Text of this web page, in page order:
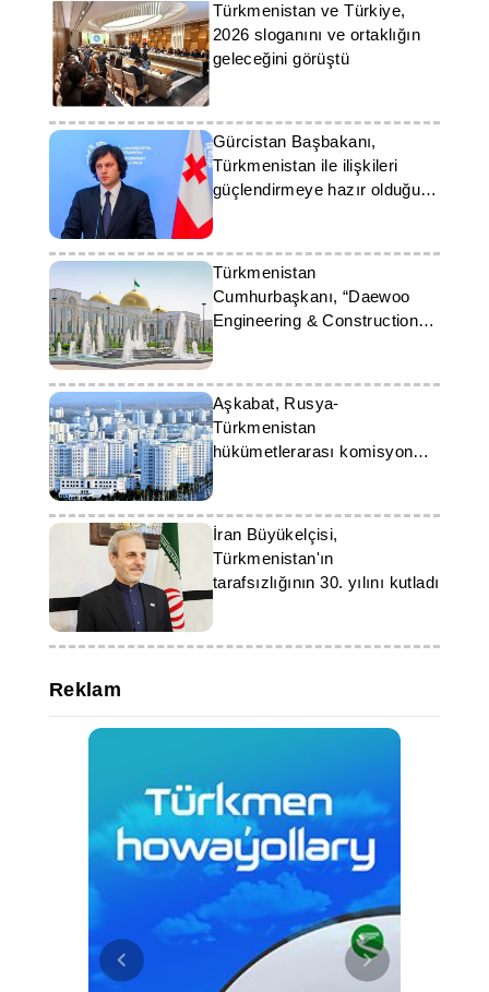
Türkmenistan ve Türkiye,
2026 sloganını ve ortaklığın
geleceğini görüştü
Gürcistan Başbakanı,
Türkmenistan ile ilişkileri
güçlendirmeye hazır olduğunu
belirtti
Türkmenistan
Cumhurbaşkanı, “Daewoo
Engineering & Construction”
şirketinin Başkanıyla görüştü
Aşkabat, Rusya-
Türkmenistan
hükümetlerarası komisyon
toplantısına ev sahipliği
yapacak
İran Büyükelçisi,
Türkmenistan'ın
tarafsızlığının 30. yılını kutladı
Reklam